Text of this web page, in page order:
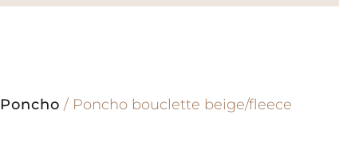
Poncho / Poncho bouclette beige/fleece